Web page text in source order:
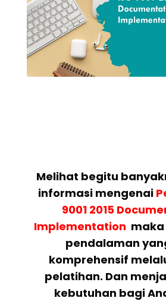
Melihat begitu
informasi mengenai
9001 2015
Implementation
pendalaman
komprehensif
pelatihan. Dan
kebutuhan bagi